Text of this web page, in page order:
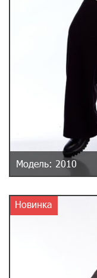
Модель: 2010
Новинка